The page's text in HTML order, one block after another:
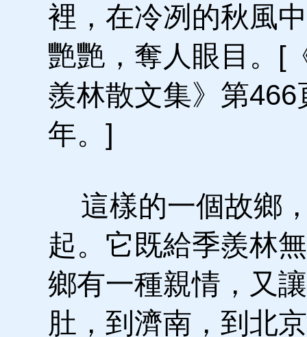
裡，在冷冽的秋風
艷艷，奪人眼目。[
羨林散文集》第
年。]
這樣的一個故鄉
起。它既給季羨林
鄉有一種親情，又
肚，到濟南，到北